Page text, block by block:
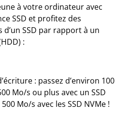
à votre ordinateur avec
SSD et profitez des
SSD par rapport à un
:
: passez d’environ 100
Mo/s ou plus avec un SSD
Mo/s avec les SSD NVMe !